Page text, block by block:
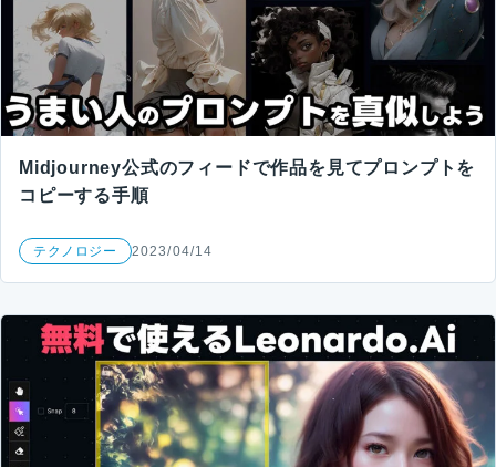
Midjourney公式のフィードで作品を見てプロンプトを
コピーする手順
テクノロジー 2023/04/14